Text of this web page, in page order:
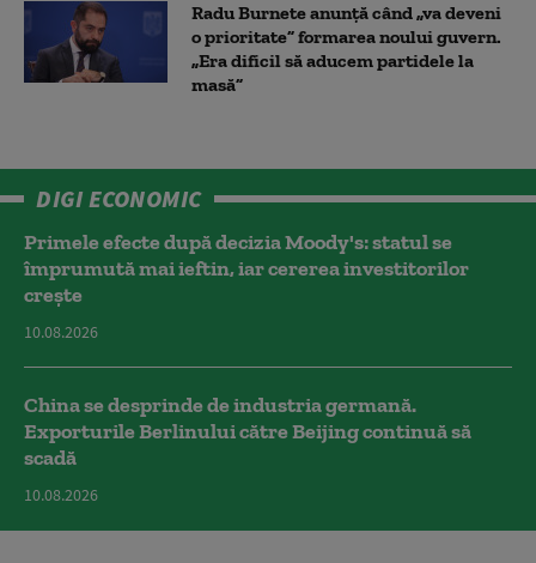
Radu Burnete anunță când „va deveni
o prioritate” formarea noului guvern.
„Era dificil să aducem partidele la
masă”
DIGI ECONOMIC
Primele efecte după decizia Moody's: statul se
împrumută mai ieftin, iar cererea investitorilor
crește
10.08.2026
China se desprinde de industria germană.
Exporturile Berlinului către Beijing continuă să
scadă
10.08.2026